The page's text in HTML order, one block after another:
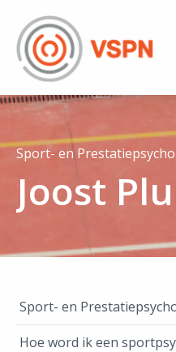
Sport- en
Joost
Sport- en
Hoe word ik een